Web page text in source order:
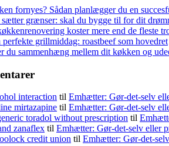
fornyes? Sådan planlægger du en
sætter grænser: skal du bygge til for dit
koster mere end de fleste
grillmiddag: roastbeef som hovedret
du sammenhæng mellem dit køkken og
interaction til Emhætter: Gør-det-selv
mirtazapine til Emhætter: Gør-det-selv
toradol without prescription til
zanaflex til Emhætter: Gør-det-selv eller
credit union til Emhætter: Gør-det-